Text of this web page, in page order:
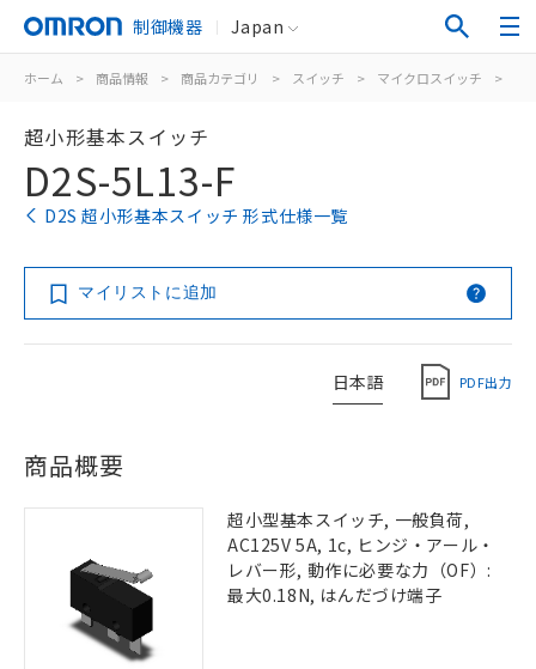
制御機器 Japan
ホーム > 商品情報 > 商品カテゴリ > スイッチ > マイクロスイッチ >
超小形基本スイッチ
D2S-5L13-F
D2S 超小形基本スイッチ 形式仕様一覧
マイリストに追加
日本語 PDF出力
商品概要
超小型基本スイッチ, 一般負荷,
AC125V 5A, 1c, ヒンジ・アール・
レバー形, 動作に必要な力（OF）:
最大0.18N, はんだづけ端子